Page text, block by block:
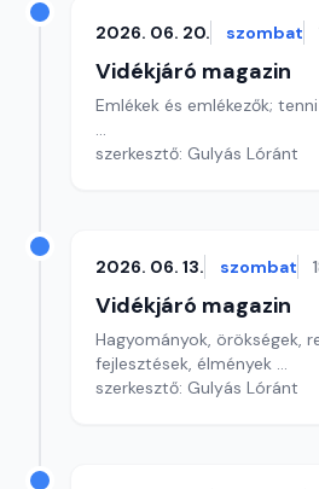
2026. 06. 20. szombat
Vidékjáró magazin
Emlékek és emlékezők;
...
szerkesztő: Gulyás Lóránt
2026. 06. 13. szombat
Vidékjáró magazin
Hagyományok, örökségek,
fejlesztések, élmények ...
szerkesztő: Gulyás Lóránt